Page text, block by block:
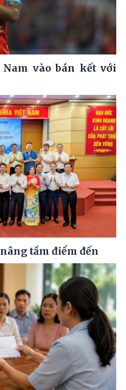
vào bán kết với
tầm điểm đến